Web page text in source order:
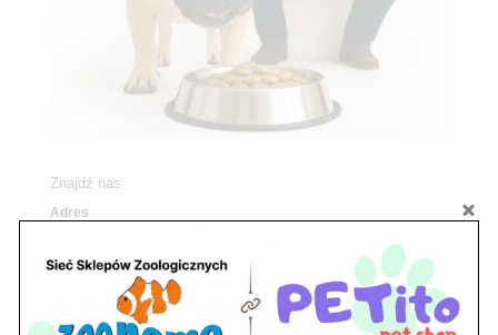
Znajdź nas
Adres
ul. Piłsudskiego 31,
tel./fax. 22 784 71 96